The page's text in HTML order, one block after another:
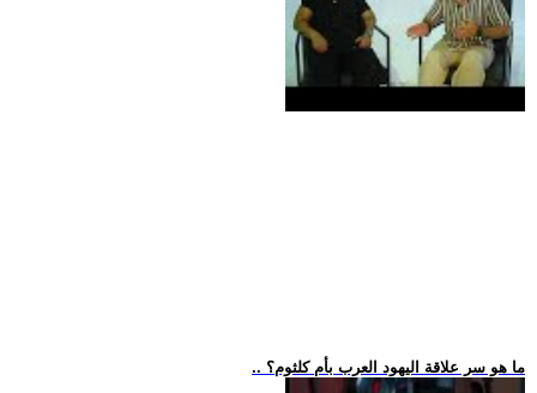
.. ما هو سر علاقة اليهود العرب بأم كلثوم؟